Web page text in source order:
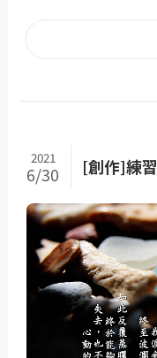
[創作]練習
2021
6/30